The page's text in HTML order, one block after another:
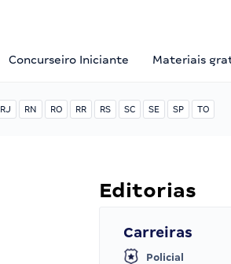
Concurseiro Iniciante Materiais
RJ RN RO RR RS SC SE SP TO
Editorias
Carreiras
Policial